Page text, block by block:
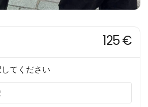
125 €
てください